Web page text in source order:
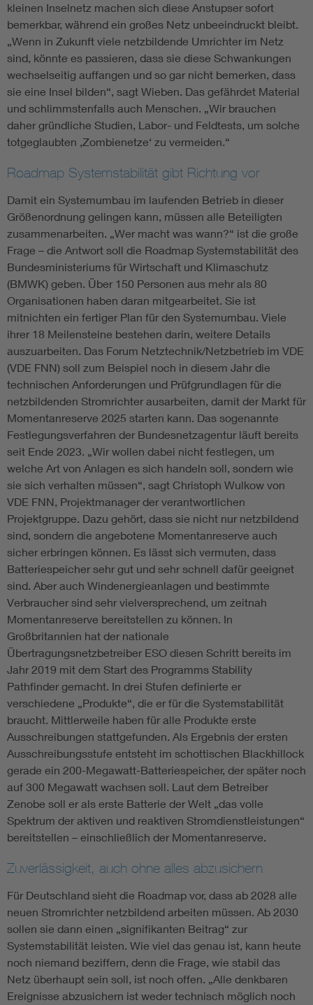
kleinen Inselnetz machen sich diese Anstupser sofort
bemerkbar, während ein großes Netz unbeeindruckt bleibt.
„Wenn in Zukunft viele netzbildende Umrichter im Netz
sind, könnte es passieren, dass sie diese Schwankungen
wechselseitig auffangen und so gar nicht bemerken, dass
sie eine Insel bilden“, sagt Wieben. Das gefährdet Material
und schlimmstenfalls auch Menschen. „Wir brauchen
daher gründliche Studien, Labor- und Feldtests, um solche
totgeglaubten ‚Zombienetze‘ zu vermeiden.“
Roadmap Systemstabilität gibt Richtung vor
Damit ein Systemumbau im laufenden Betrieb in dieser
Größenordnung gelingen kann, müssen alle Beteiligten
zusammenarbeiten. „Wer macht was wann?“ ist die große
Frage – die Antwort soll die Roadmap Systemstabilität des
Bundesministeriums für Wirtschaft und Klimaschutz
(BMWK) geben. Über 150 Personen aus mehr als 80
Organisationen haben daran mitgearbeitet. Sie ist
mitnichten ein fertiger Plan für den Systemumbau. Viele
ihrer 18 Meilensteine bestehen darin, weitere Details
auszuarbeiten. Das Forum Netztechnik/Netzbetrieb im VDE
(VDE FNN) soll zum Beispiel noch in diesem Jahr die
technischen Anforderungen und Prüfgrundlagen für die
netzbildenden Stromrichter ausarbeiten, damit der Markt für
Momentanreserve 2025 starten kann. Das sogenannte
Festlegungsverfahren der Bundesnetzagentur läuft bereits
seit Ende 2023. „Wir wollen dabei nicht festlegen, um
welche Art von Anlagen es sich handeln soll, sondern wie
sie sich verhalten müssen“, sagt Christoph Wulkow von
VDE FNN, Projektmanager der verantwortlichen
Projektgruppe. Dazu gehört, dass sie nicht nur netzbildend
sind, sondern die angebotene Momentanreserve auch
sicher erbringen können. Es lässt sich vermuten, dass
Batteriespeicher sehr gut und sehr schnell dafür geeignet
sind. Aber auch Windenergieanlagen und bestimmte
Verbraucher sind sehr vielversprechend, um zeitnah
Momentanreserve bereitstellen zu können. In
Großbritannien hat der nationale
Übertragungsnetzbetreiber ESO diesen Schritt bereits im
Jahr 2019 mit dem Start des Programms Stability
Pathfinder gemacht. In drei Stufen definierte er
verschiedene „Produkte“, die er für die Systemstabilität
braucht. Mittlerweile haben für alle Produkte erste
Ausschreibungen stattgefunden. Als Ergebnis der ersten
Ausschreibungsstufe entsteht im schottischen Blackhillock
gerade ein 200-Megawatt-Batteriespeicher, der später noch
auf 300 Megawatt wachsen soll. Laut dem Betreiber
Zenobe soll er als erste Batterie der Welt „das volle
Spektrum der aktiven und reaktiven Stromdienstleistungen“
bereitstellen – einschließlich der Momentanreserve.
Zuverlässigkeit, auch ohne alles abzusichern
Für Deutschland sieht die Roadmap vor, dass ab 2028 alle
neuen Stromrichter netzbildend arbeiten müssen. Ab 2030
sollen sie dann einen „signifikanten Beitrag“ zur
Systemstabilität leisten. Wie viel das genau ist, kann heute
noch niemand beziffern, denn die Frage, wie stabil das
Netz überhaupt sein soll, ist noch offen. „Alle denkbaren
Ereignisse abzusichern ist weder technisch möglich noch